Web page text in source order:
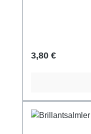
Regulärer Preis:
3,80 €